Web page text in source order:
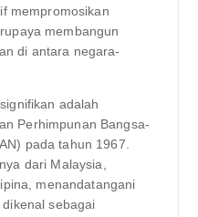
mempromosikan
membangun
di antara negara-
adalah
Perhimpunan Bangsa-
pada tahun 1967.
dari Malaysia,
menandatangani
dikenal sebagai